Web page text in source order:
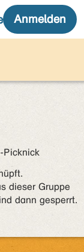
Picknick
dieser Gruppe
dann gesperrt.